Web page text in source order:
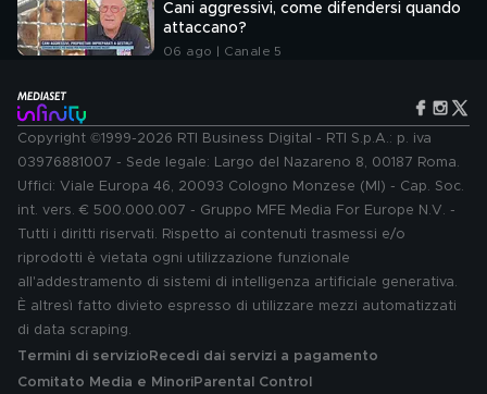
Cani aggressivi, come difendersi quando
attaccano?
06 ago | Canale 5
Copyright ©1999-2026 RTI Business Digital - RTI S.p.A.: p. iva
03976881007 - Sede legale: Largo del Nazareno 8, 00187 Roma.
Uffici: Viale Europa 46, 20093 Cologno Monzese (MI) - Cap. Soc.
int. vers. € 500.000.007 - Gruppo MFE Media For Europe N.V. -
Tutti i diritti riservati. Rispetto ai contenuti trasmessi e/o
riprodotti è vietata ogni utilizzazione funzionale
all'addestramento di sistemi di intelligenza artificiale generativa.
È altresì fatto divieto espresso di utilizzare mezzi automatizzati
di data scraping.
Termini di servizio Recedi dai servizi a pagamento
Comitato Media e MinoriParental Control